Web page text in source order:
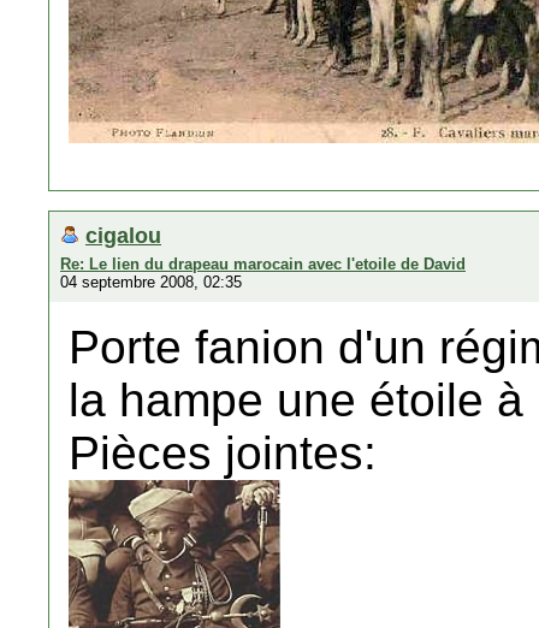
cigalou
Re: Le lien du drapeau marocain avec l'etoile de David
04 septembre 2008, 02:35
Porte fanion d'un
la hampe une étoile
Pièces jointes: